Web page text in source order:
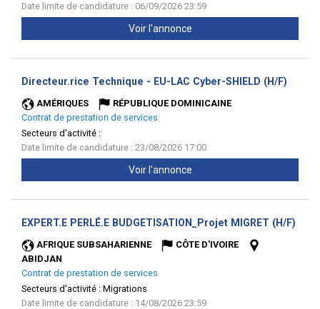
Date limite de candidature : 06/09/2026 23:59
Voir l'annonce
Directeur.rice Technique - EU-LAC Cyber-SHIELD (H/F)
AMÉRIQUES
RÉPUBLIQUE DOMINICAINE
Contrat de prestation de services
Secteurs d'activité :
Date limite de candidature : 23/08/2026 17:00
Voir l'annonce
EXPERT.E PERLÉ.E BUDGETISATION_Projet MIGRET (H/F)
AFRIQUE SUBSAHARIENNE
CÔTE D'IVOIRE
ABIDJAN
Contrat de prestation de services
Secteurs d'activité : Migrations
Date limite de candidature : 14/08/2026 23:59